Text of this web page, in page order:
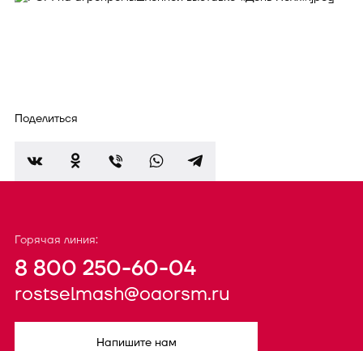
Поделиться
Горячая линия:
8 800 250-60-04
rostselmash@oaorsm.ru
Напишите нам